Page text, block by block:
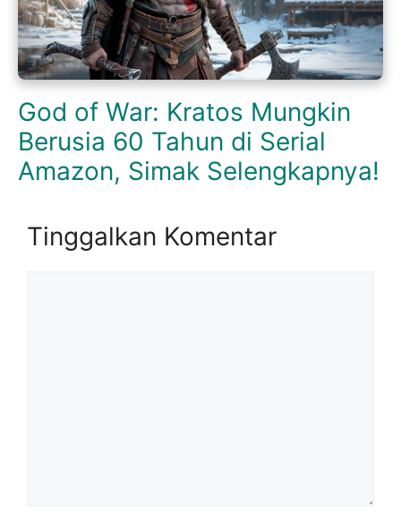
God of War: Kratos Mungkin
Berusia 60 Tahun di Serial
Amazon, Simak Selengkapnya!
Tinggalkan Komentar